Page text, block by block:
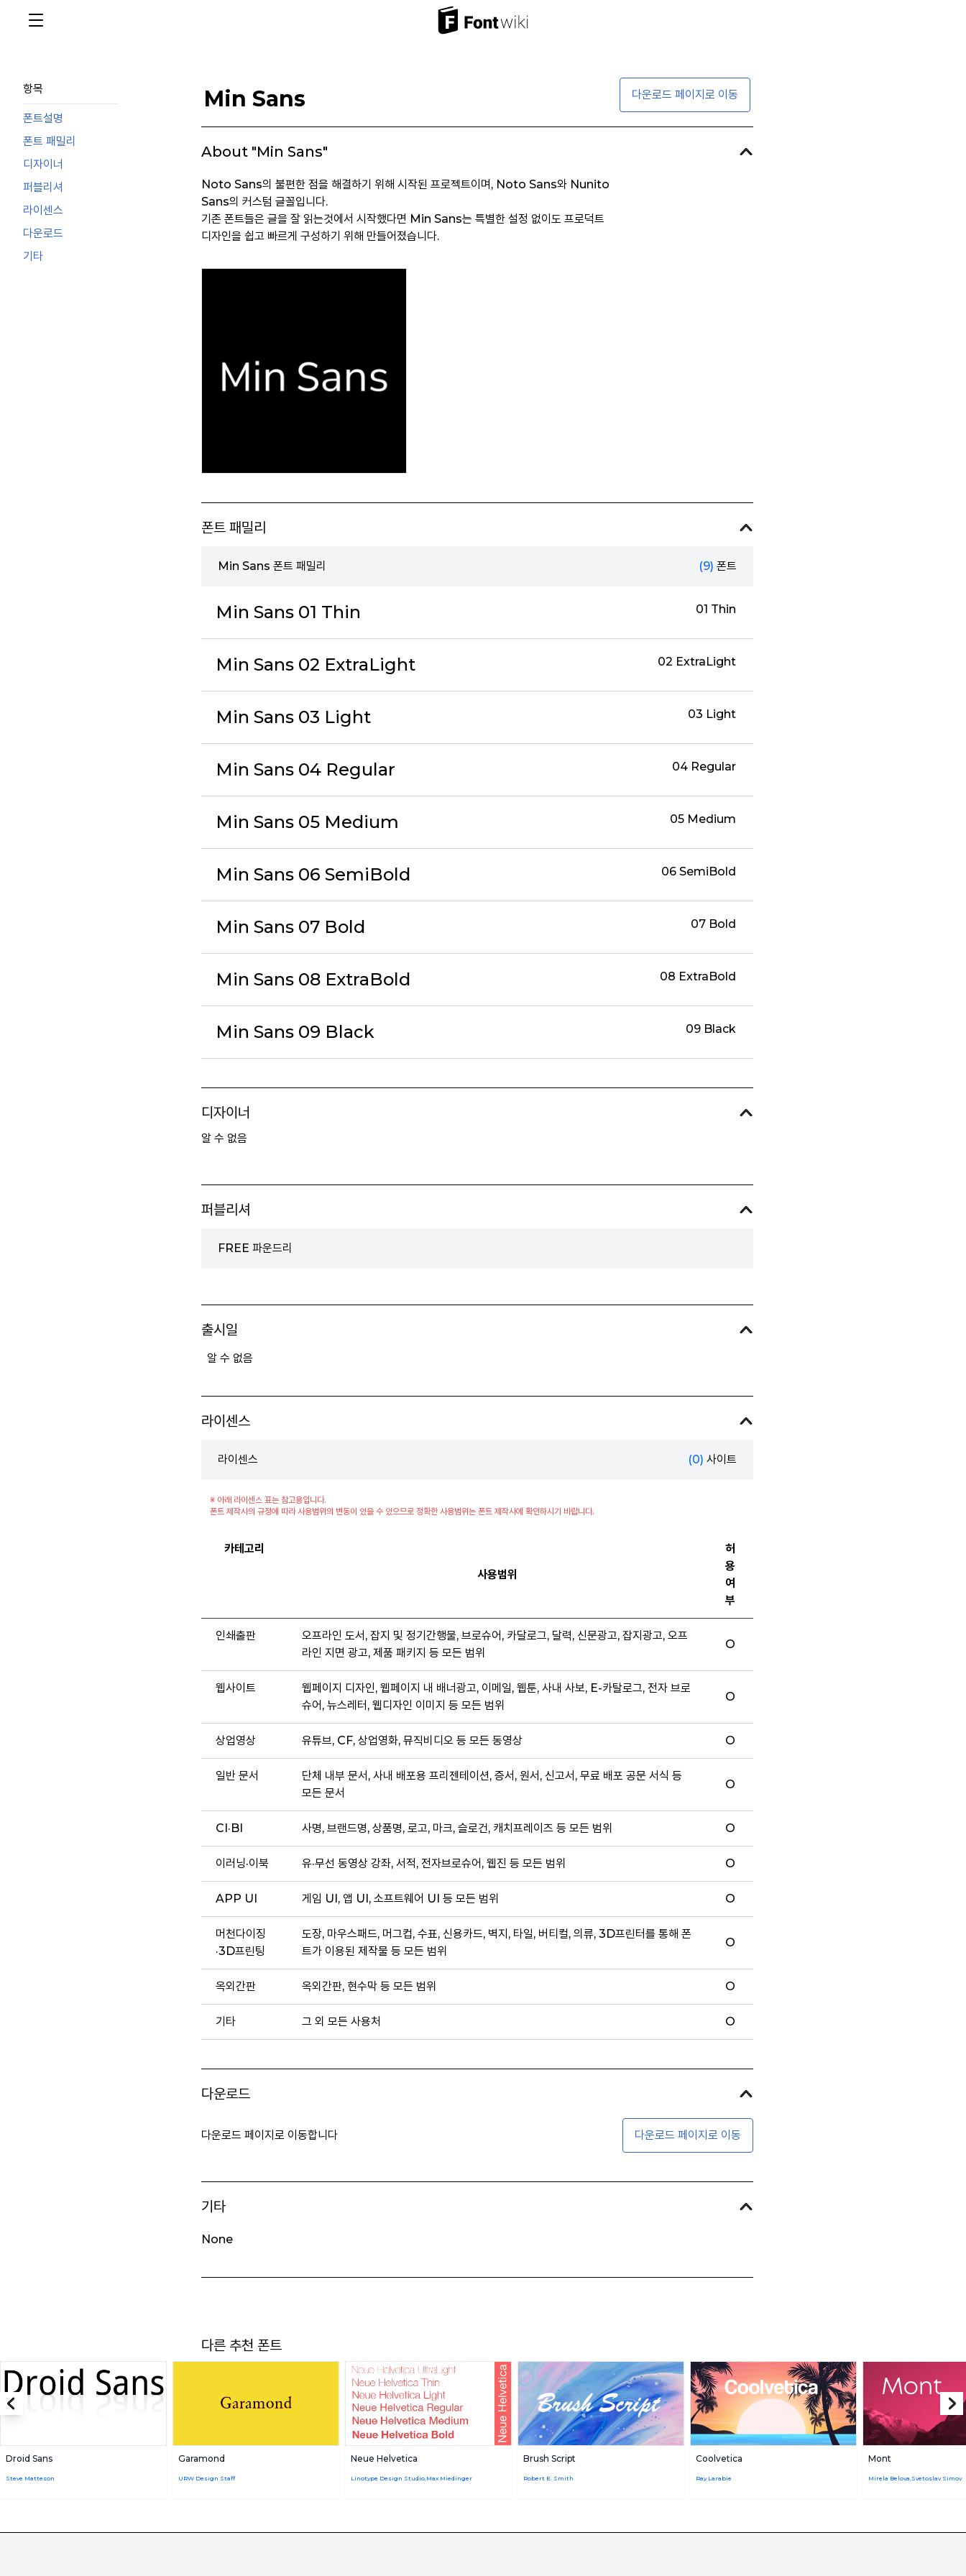
항목
폰트설명
폰트 패밀리
디자이너
퍼블리셔
라이센스
다운로드
기타
Min Sans 다운로드 페이지로 이동
About "Min Sans"
Noto Sans의 불편한 점을 해결하기 위해 시작된 프로젝트이며, Noto Sans와 Nunito
Sans의 커스텀 글꼴입니다.
기존 폰트들은 글을 잘 읽는것에서 시작했다면 Min Sans는 특별한 설정 없이도 프로덕트
디자인을 쉽고 빠르게 구성하기 위해 만들어졌습니다.
폰트 패밀리
Min Sans 폰트 패밀리 (9) 폰트
Min Sans 01 Thin 01 Thin
Min Sans 02 ExtraLight 02 ExtraLight
Min Sans 03 Light 03 Light
Min Sans 04 Regular 04 Regular
Min Sans 05 Medium 05 Medium
Min Sans 06 SemiBold 06 SemiBold
Min Sans 07 Bold 07 Bold
Min Sans 08 ExtraBold 08 ExtraBold
Min Sans 09 Black 09 Black
디자이너
알 수 없음
퍼블리셔
FREE 파운드리
출시일
알 수 없음
라이센스
라이센스 (0) 사이트
※ 아래 라이센스 표는 참고용입니다.
폰트 제작사의 규정에 따라 사용범위의 변동이 있을 수 있으므로 정확한 사용범위는 폰트 제작사에 확인하시기 바랍니다.
카테고리
사용범위
허
용
여
부
인쇄출판
오프라인 도서, 잡지 및 정기간행물, 브로슈어, 카달로그, 달력, 신문광고, 잡지광고, 오프
라인 지면 광고, 제품 패키지 등 모든 범위
O
웹사이트
웹페이지 디자인, 웹페이지 내 배너광고, 이메일, 웹툰, 사내 사보, E-카탈로그, 전자 브로
슈어, 뉴스레터, 웹디자인 이미지 등 모든 범위
O
상업영상 유튜브, CF, 상업영화, 뮤직비디오 등 모든 동영상 O
일반 문서
단체 내부 문서, 사내 배포용 프리젠테이션, 증서, 원서, 신고서, 무료 배포 공문 서식 등
모든 문서
O
CI·BI 사명, 브랜드명, 상품명, 로고, 마크, 슬로건, 캐치프레이즈 등 모든 범위 O
이러닝·이북 유·무선 동영상 강좌, 서적, 전자브로슈어, 웹진 등 모든 범위 O
APP UI 게임 UI, 앱 UI, 소프트웨어 UI 등 모든 범위 O
머천다이징
·3D프린팅
도장, 마우스패드, 머그컵, 수표, 신용카드, 벽지, 타일, 버티컬, 의류, 3D프린터를 통해 폰
트가 이용된 제작물 등 모든 범위
O
옥외간판 옥외간판, 현수막 등 모든 범위 O
기타 그 외 모든 사용처 O
다운로드
다운로드 페이지로 이동합니다 다운로드 페이지로 이동
기타
None
다른 추천 폰트
Droid Sans
Steve Matteson
Garamond
URW Design Staff
Neue Helvetica
Linotype Design Studio,Max Miedinger
Brush Script
Robert E. Smith
Coolvetica
Ray Larabie
Mont
Mirela Belova,Svetoslav Simov